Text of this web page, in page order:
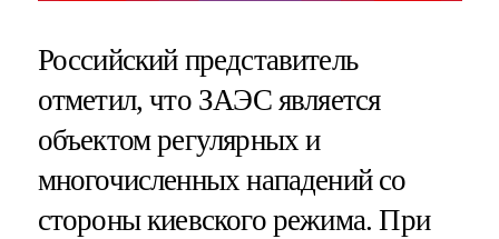
Российский представитель
отметил, что ЗАЭС является
объектом регулярных и
многочисленных нападений со
стороны киевского режима. При